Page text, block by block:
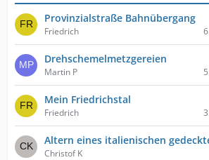
Provinzialstraße Bahnübergang
Friedrich
Drehschemelmetzgereien
Martin P
Mein Friedrichstal
Friedrich
Altern eines italienischen
Christof K